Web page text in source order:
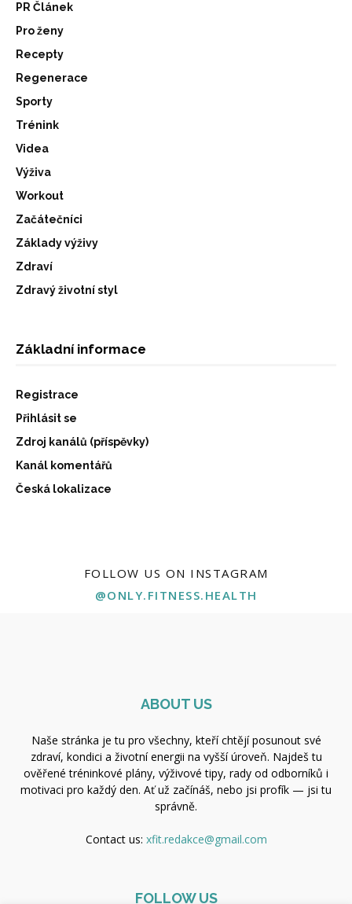
PR Článek
Pro ženy
Recepty
Regenerace
Sporty
Trénink
Videa
Výživa
Workout
Začátečníci
Základy výživy
Zdraví
Zdravý životní styl
Základní informace
Registrace
Přihlásit se
Zdroj kanálů (příspěvky)
Kanál komentářů
Česká lokalizace
FOLLOW US ON INSTAGRAM
@ONLY.FITNESS.HEALTH
ABOUT US
Naše stránka je tu pro všechny, kteří chtějí posunout své
zdraví, kondici a životní energii na vyšší úroveň. Najdeš tu
ověřené tréninkové plány, výživové tipy, rady od odborníků i
motivaci pro každý den. Ať už začínáš, nebo jsi profík — jsi tu
správně.
Contact us: xfit.redakce@gmail.com
FOLLOW US